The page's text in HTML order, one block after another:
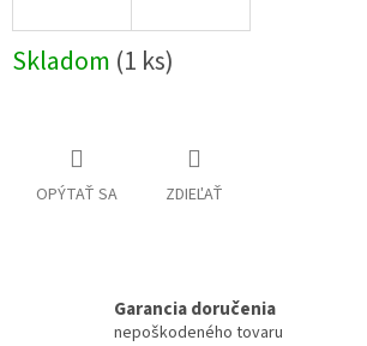
Skladom (1 ks)
OPÝTAŤ SA ZDIEĽAŤ
Garancia doručenia
nepoškodeného tovaru